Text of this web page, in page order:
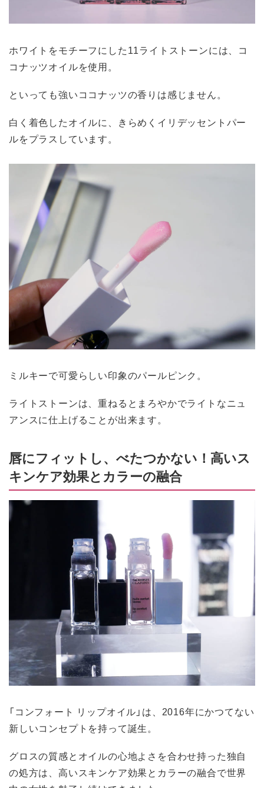
ホワイトをモチーフにした11ライトストーンには、コ
コナッツオイルを使用。
といっても強いココナッツの香りは感じません。
白く着色したオイルに、きらめくイリデッセントパー
ルをプラスしています。
ミルキーで可愛らしい印象のパールピンク。
ライトストーンは、重ねるとまろやかでライトなニュ
アンスに仕上げることが出来ます。
唇にフィットし、べたつかない！高いス
キンケア効果とカラーの融合
「コンフォート リップオイル」は、2016年にかつてない
新しいコンセプトを持って誕生。
グロスの質感とオイルの心地よさを合わせ持った独自
の処方は、高いスキンケア効果とカラーの融合で世界